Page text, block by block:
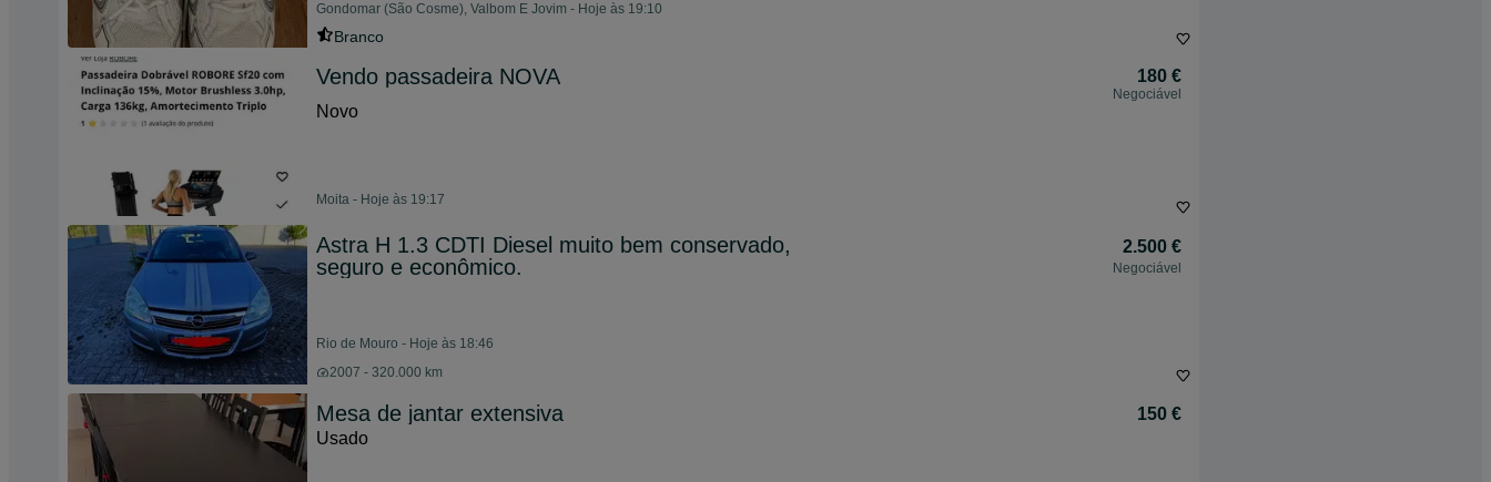
Gondomar (São Cosme), Valbom E Jovim - Hoje às 19:10
Branco
Vendo passadeira NOVA 180 €
Negociável
Novo
Moita - Hoje às 19:17
Astra H 1.3 CDTI Diesel muito bem conservado,
seguro e econômico.
2.500 €
Negociável
Rio de Mouro - Hoje às 18:46
2007 - 320.000 km
Mesa de jantar extensiva
150 €
Usado